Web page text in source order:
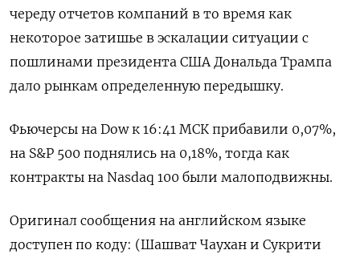
череду отчетов компаний в то время как
некоторое затишье в эскалации ситуации с
пошлинами президента США Дональда Трампа
дало рынкам определенную передышку.
Фьючерсы на Dow к 16:41 МСК прибавили 0,07%,
на S&P 500 поднялись на 0,18%, тогда как
контракты на Nasdaq 100 были малоподвижны.
Оригинал сообщения на английском языке
доступен по коду: (Шашват Чаухан и Сукрити